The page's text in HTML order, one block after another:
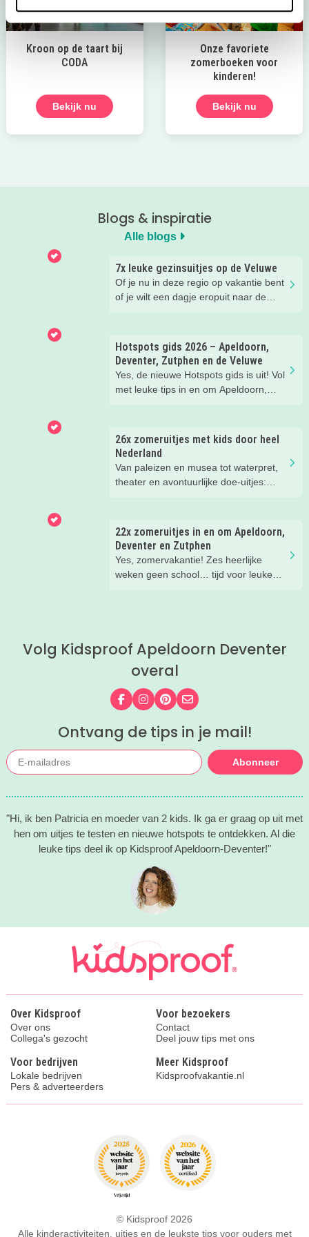
Kroon op de taart bij
CODA
Bekijk nu
Onze favoriete
zomerboeken voor
kinderen!
Bekijk nu
Blogs & inspiratie
Alle blogs
7x leuke gezinsuitjes op de Veluwe
Of je nu in deze regio op vakantie bent
of je wilt een dagje eropuit naar de
Hotspots gids 2026 – Apeldoorn,
Deventer, Zutphen en de Veluwe
Yes, de nieuwe Hotspots gids is uit! Vol
met leuke tips in en om Apeldoorn,
hotspots gaan jullie bezoeken?
26x zomeruitjes met kids door heel
Nederland
Van paleizen en musea tot waterpret,
theater en avontuurlijke doe-uitjes:
22x zomeruitjes in en om Apeldoorn,
Deventer en Zutphen
Yes, zomervakantie! Zes heerlijke
weken geen school… tijd voor leuke
met kinderen voor je.
Volg Kidsproof Apeldoorn Deventer
overal
Volg ons op Facebook
Volg ons op Instagram
Volg ons op Pinterest
Mail ons
Ontvang de tips in je mail!
Abonneer
"Hi, ik ben Patricia en moeder van 2 kids. Ik ga er graag op uit met
hen om uitjes te testen en nieuwe hotspots te ontdekken. Al die
leuke tips deel ik op Kidsproof Apeldoorn-Deventer!"
Over Kidsproof
Over ons
Collega's gezocht
Voor bezoekers
Contact
Deel jouw tips met ons
Voor bedrijven
Lokale bedrijven
Pers & adverteerders
Meer Kidsproof
Kidsproofvakantie.nl
© Kidsproof 2026
Alle kinderactiviteiten, uitjes en de leukste tips voor ouders met